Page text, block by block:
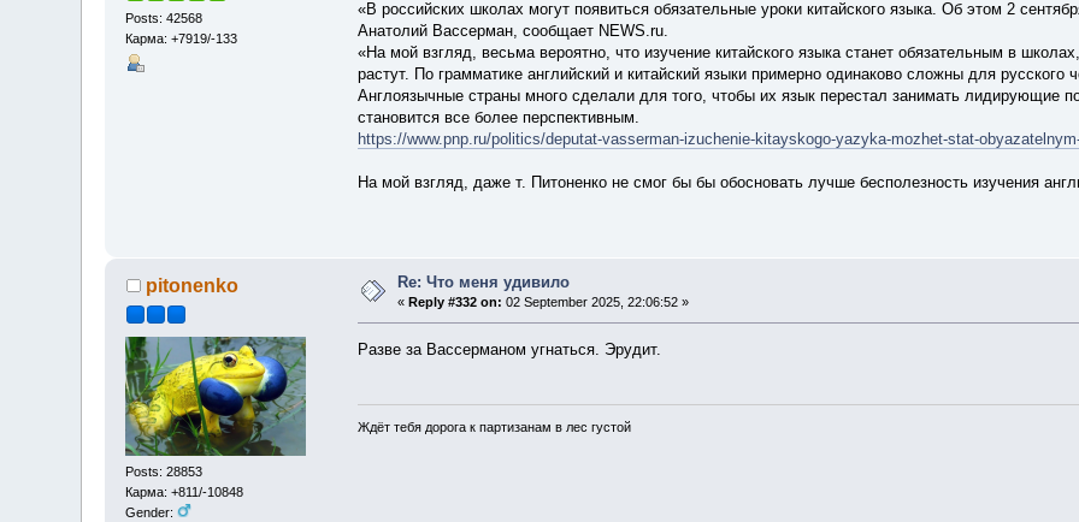
Posts: 42568
Карма: +7919/-133
«В российских школах могут появиться обязательные уроки китайского языка. Об этом 2
Анатолий Вассерман, сообщает NEWS.ru.
«На мой взгляд, весьма вероятно, что изучение китайского языка станет обязательным в
растут. По грамматике английский и китайский языки примерно одинаково сложны для русского
Англоязычные страны много сделали для того, чтобы их язык перестал занимать лидирующие
становится все более перспективным.
https://www.pnp.ru/politics/deputat-vasserman-izuchenie-kitayskogo-yazyka-mozhet-stat-
На мой взгляд, даже т. Питоненко не смог бы бы обосновать лучше бесполезность изучения
pitonenko
Posts: 28853
Карма: +811/-10848
Gender:
Re: Что меня удивило
« Reply #332 on: 02 September 2025, 22:06:52 »
Разве за Вассерманом угнаться. Эрудит.
Ждёт тебя дорога к партизанам в лес густой